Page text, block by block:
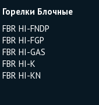
Горелки Блочные
FBR HI-FNDP
FBR HI-FGP
FBR HI-GAS
FBR HI-K
FBR HI-KN